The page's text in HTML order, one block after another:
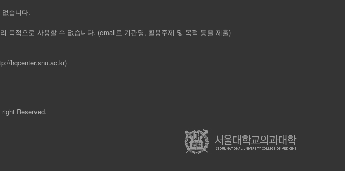
습니다.
목적으로 사용할 수 없습니다. (email로 기관명, 활용주제 및 목적 등을 제출)
hqcenter.snu.ac.kr)
Reserved.